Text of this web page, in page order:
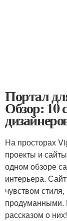
Портал
Обзор: 10
На просторах
проекты и
одном обзоре
интерьера.
чувством
продуманными.
рассказом о них!